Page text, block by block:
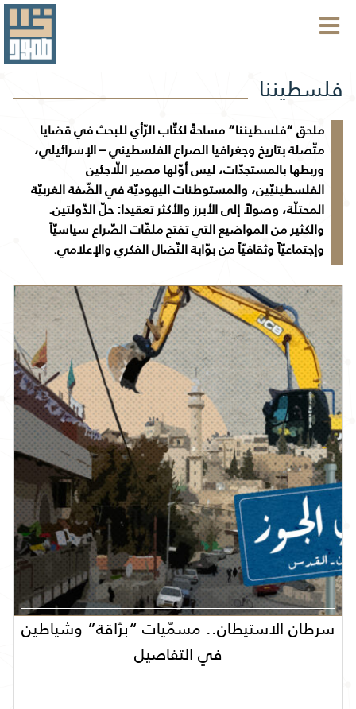
فلسطيننا
ملحق “فلسطيننا” مساحةً لكتّاب الرّأي للبحث في قضايا
متّصلة بتاريخ وجغرافيا الصراع الفلسطيني – الإسرائيلي،
وربطها بالمستجدّات، ليس أوّلها مصير اللّاجئين
الفلسطينيّين، والمستوطنات اليهوديّة في الضّفة الغربيّة
المحتلّة، وصولاً إلى الأبرز والأكثر تعقيدا: حلّ الدّولتين.
والكثير من المواضيع التي تفتح ملفّات الصّراع سياسيّاً
وإجتماعيّاً وثقافيّاً من بوّابة النّضال الفكري والإعلامي.
سرطان الاستيطان.. مسمّيات “برّاقة” وشياطين
في التفاصيل